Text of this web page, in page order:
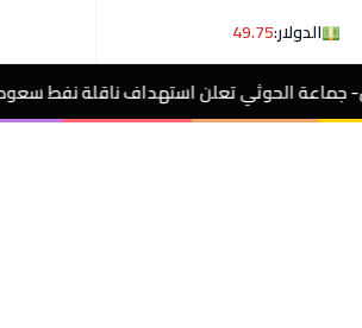
الدولار:49.75
ناقلة نفط سعودية في خليج عدن #الحوثيون